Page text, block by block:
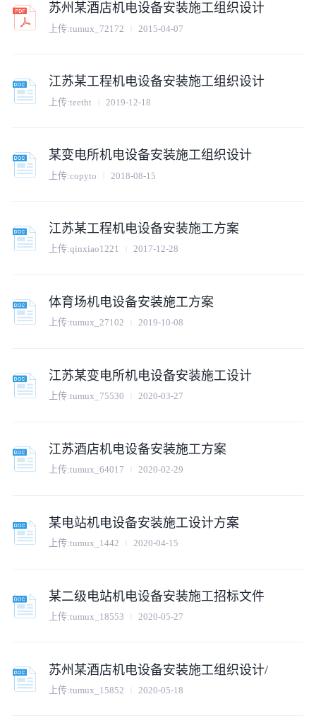
苏州某酒店机电设备安装施工组织设计
上传:tumux_72172 2015-04-07
江苏某工程机电设备安装施工组织设计
上传:teetht 2019-12-18
某变电所机电设备安装施工组织设计
上传:copyto 2018-08-15
江苏某工程机电设备安装施工方案
上传:qinxiao1221 2017-12-28
体育场机电设备安装施工方案
上传:tumux_27102 2019-10-08
江苏某变电所机电设备安装施工设计
上传:tumux_75530 2020-03-27
江苏酒店机电设备安装施工方案
上传:tumux_64017 2020-02-29
某电站机电设备安装施工设计方案
上传:tumux_1442 2020-04-15
某二级电站机电设备安装施工招标文件
上传:tumux_18553 2020-05-27
苏州某酒店机电设备安装施工组织设计/
上传:tumux_15852 2020-05-18